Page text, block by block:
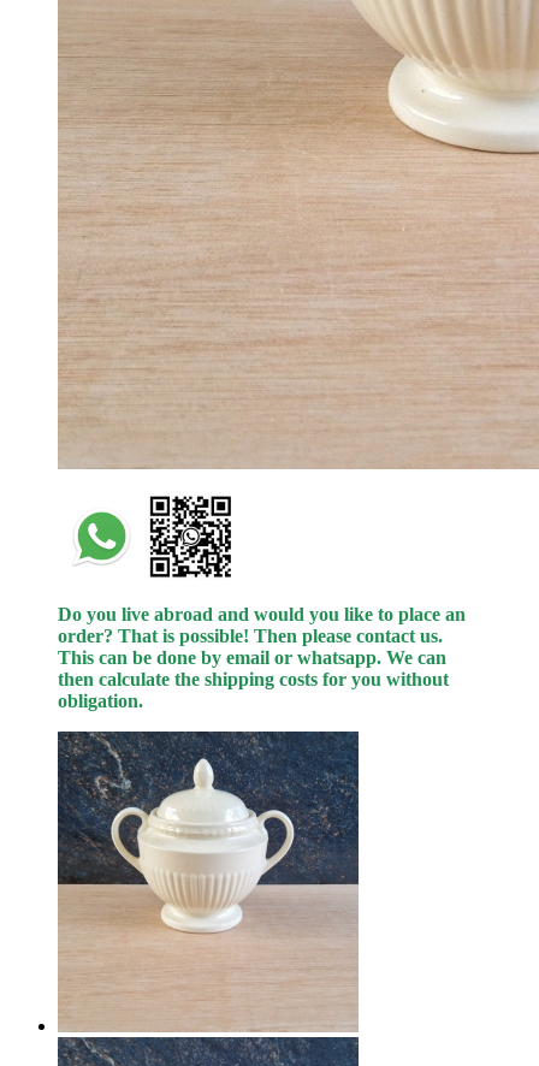
Do you live abroad and would you like to place an
order? That is possible! Then please contact us.
This can be done by email or whatsapp. We can
then calculate the shipping costs for you without
obligation.